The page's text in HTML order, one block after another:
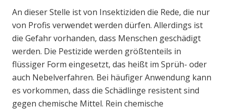
An dieser Stelle ist von Insektiziden die Rede, die nur
von Profis verwendet werden dürfen. Allerdings ist
die Gefahr vorhanden, dass Menschen geschädigt
werden. Die Pestizide werden größtenteils in
flüssiger Form eingesetzt, das heißt im Sprüh- oder
auch Nebelverfahren. Bei häufiger Anwendung kann
es vorkommen, dass die Schädlinge resistent sind
gegen chemische Mittel. Rein chemische